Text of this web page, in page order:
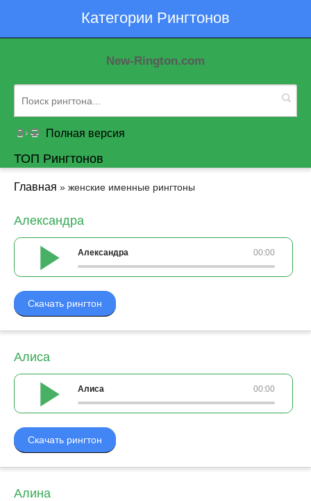
Категории Рингтонов
New-Rington.com
Полная версия
ТОП Рингтонов
Главная » женские именные рингтоны
Александра
00:00
Александра
Скачать рингтон
Алиса
00:00
Алиса
Скачать рингтон
Алина